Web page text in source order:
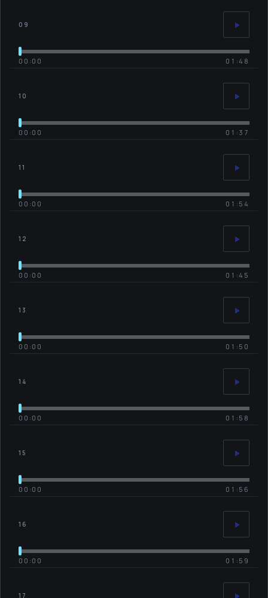
09
00:00 01:48
10
00:00 01:37
11
00:00 01:54
12
00:00 01:45
13
00:00 01:50
14
00:00 01:58
15
00:00 01:56
16
00:00 01:59
17